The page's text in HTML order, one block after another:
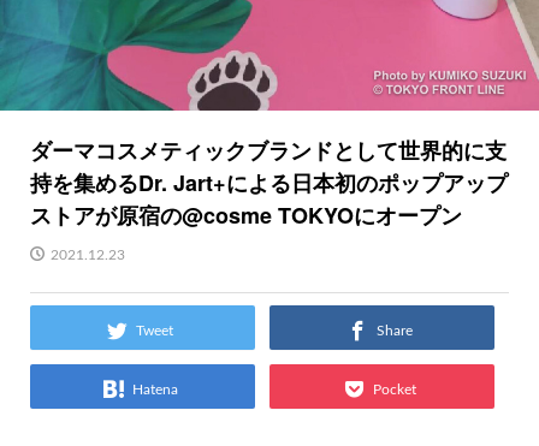
ダーマコスメティックブランドとして世界的に支
持を集めるDr. Jart+による日本初のポップアップ
ストアが原宿の@cosme TOKYOにオープン
2021.12.23
Tweet Share
Hatena Pocket